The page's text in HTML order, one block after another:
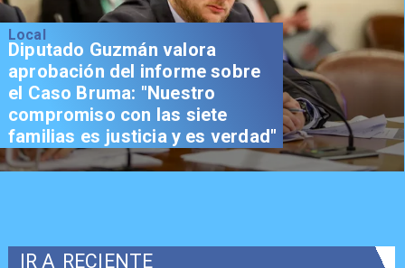
Local
Diputado Guzmán valora
aprobación del informe sobre
el Caso Bruma: "Nuestro
compromiso con las siete
familias es justicia y es verdad"
IR A RECIENTE